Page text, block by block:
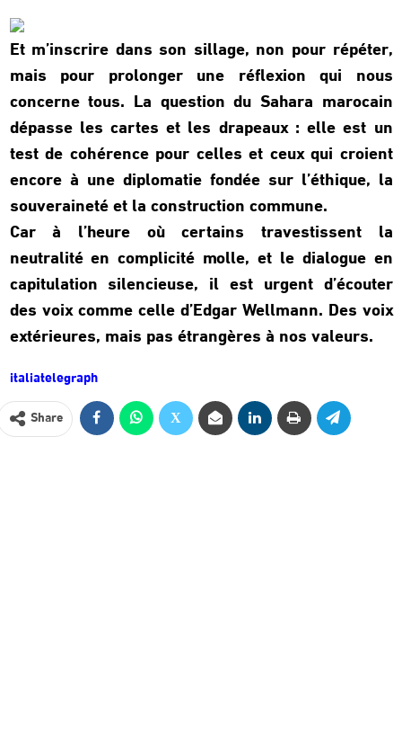
Et m’inscrire dans son sillage, non pour répéter,
mais pour prolonger une réflexion qui nous
concerne tous. La question du Sahara marocain
dépasse les cartes et les drapeaux : elle est un
test de cohérence pour celles et ceux qui croient
encore à une diplomatie fondée sur l’éthique, la
souveraineté et la construction commune.
Car à l’heure où certains travestissent la
neutralité en complicité molle, et le dialogue en
capitulation silencieuse, il est urgent d’écouter
des voix comme celle d’Edgar Wellmann. Des voix
extérieures, mais pas étrangères à nos valeurs.
italiatelegraph
Share